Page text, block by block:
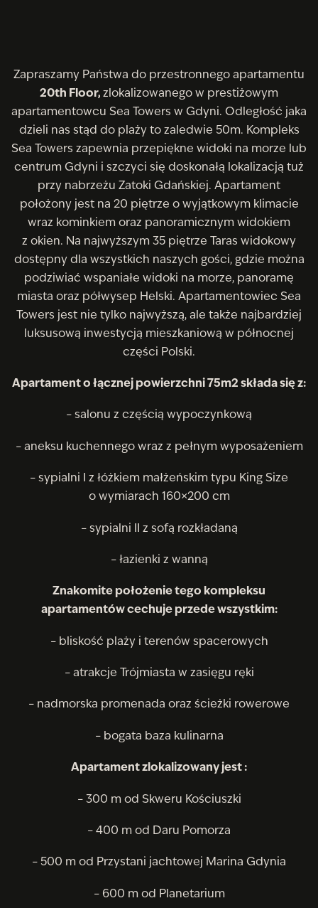
Zapraszamy Państwa do przestronnego apartamentu
20th Floor, zlokalizowanego w prestiżowym
apartamentowcu Sea Towers w Gdyni. Odległość jaka
dzieli nas stąd do plaży to zaledwie 50m. Kompleks
Sea Towers zapewnia przepiękne widoki na morze lub
centrum Gdyni i szczyci się doskonałą lokalizacją tuż
przy nabrzeżu Zatoki Gdańskiej. Apartament
położony jest na 20 piętrze o wyjątkowym klimacie
wraz kominkiem oraz panoramicznym widokiem
z okien. Na najwyższym 35 piętrze Taras widokowy
dostępny dla wszystkich naszych gości, gdzie można
podziwiać wspaniałe widoki na morze, panoramę
miasta oraz półwysep Helski. Apartamentowiec Sea
Towers jest nie tylko najwyższą, ale także najbardziej
luksusową inwestycją mieszkaniową w północnej
części Polski.
Apartament o łącznej powierzchni 75m2 składa się z:
– salonu z częścią wypoczynkową
– aneksu kuchennego wraz z pełnym wyposażeniem
– sypialni I z łóżkiem małżeńskim typu King Size
o wymiarach 160×200 cm
– sypialni II z sofą rozkładaną
– łazienki z wanną
Znakomite położenie tego kompleksu
apartamentów cechuje przede wszystkim:
– bliskość plaży i terenów spacerowych
– atrakcje Trójmiasta w zasięgu ręki
– nadmorska promenada oraz ścieżki rowerowe
– bogata baza kulinarna
Apartament zlokalizowany jest :
– 300 m od Skweru Kościuszki
– 400 m od Daru Pomorza
– 500 m od Przystani jachtowej Marina Gdynia
– 600 m od Planetarium